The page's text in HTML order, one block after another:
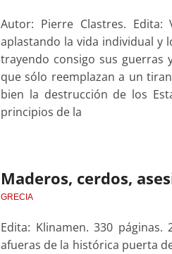
Autor: Pierre Clastres.
aplastando la vida individual y
trayendo consigo sus guerras
que sólo reemplazan a un
bien la destrucción de los
principios de la
Maderos, cerdos,
GRECIA
Edita: Klinamen. 330
afueras de la histórica puerta